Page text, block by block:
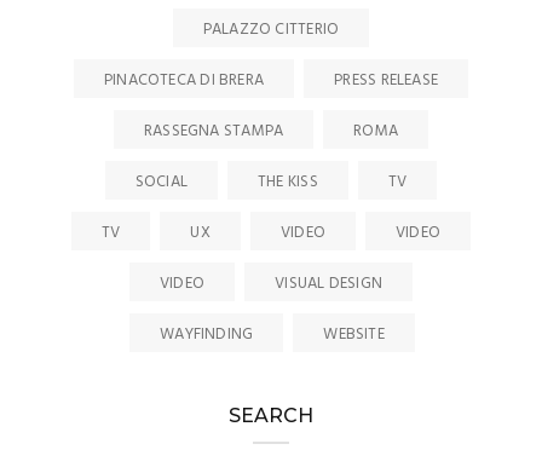
PALAZZO CITTERIO
PINACOTECA DI BRERA
PRESS RELEASE
RASSEGNA STAMPA
ROMA
SOCIAL
THE KISS
TV
TV
UX VIDEO
VIDEO
VIDEO
VISUAL DESIGN
WAYFINDING
WEBSITE
SEARCH